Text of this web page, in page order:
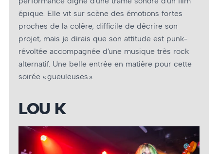
épique. Elle vit sur scène des émotions fortes
proches de la colère, difficile de décrire son
projet, mais je dirais que son attitude est punk-
révoltée accompagnée d’une musique très rock
alternatif. Une belle entrée en matière pour cette
soirée « gueuleuses ».
LOU K